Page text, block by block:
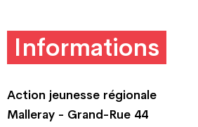
Informations
Action jeunesse régionale
Malleray - Grand-Rue 44